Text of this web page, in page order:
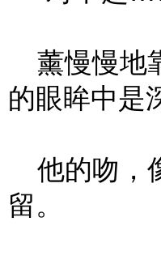
薰慢慢地
的眼眸中是
他的吻，
留。